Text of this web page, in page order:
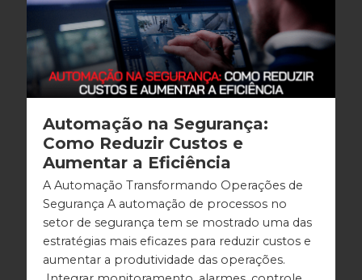
Automação na Segurança:
Como Reduzir Custos e
Aumentar a Eficiência
A Automação Transformando Operações de
Segurança A automação de processos no
setor de segurança tem se mostrado uma das
estratégias mais eficazes para reduzir custos e
aumentar a produtividade das operações.